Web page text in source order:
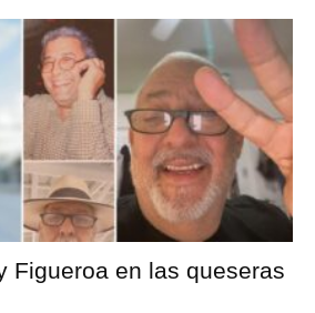
Figueroa en las queseras